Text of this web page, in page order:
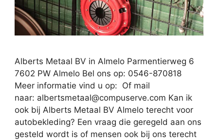
Alberts Metaal BV in Almelo Parmentierweg 6
7602 PW Almelo Bel ons op: 0546-870818
Meer informatie vind u op: Of mail
naar: albertsmetaal@compuserve.com Kan ik
ook bij Alberts Metaal BV Almelo terecht voor
autobekleding? Een vraag die geregeld aan ons
gesteld wordt is of mensen ook bij ons terecht